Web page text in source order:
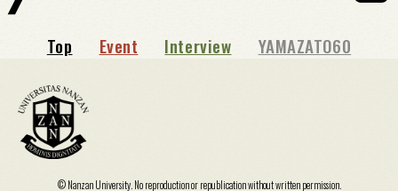
Top Event Interview YAMAZATO60
© Nanzan University. No reproduction or republication without written permission.